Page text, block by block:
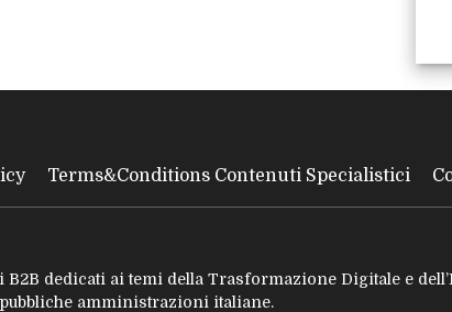
Terms&Conditions Contenuti Specialistici
dedicati ai temi della Trasformazione Digitale e
amministrazioni italiane.